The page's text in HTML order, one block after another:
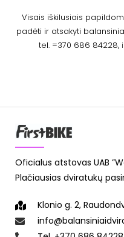
Visais iškilusiais
padėti ir atsakyti
tel. =370 686 84228,
Oficialus atstovas UAB
Plačiausias dviratukų
Klonio g. 2,